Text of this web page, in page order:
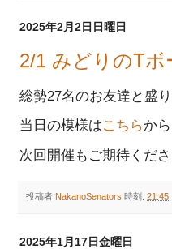
2025年2月2日日曜日
2/1 みどりのT
総勢27名のお友達と盛
当日の模様はこちらか
次回開催もご期待くだ
投稿者 NakanoSenators 時刻: 21:45
2025年1月17日金曜日